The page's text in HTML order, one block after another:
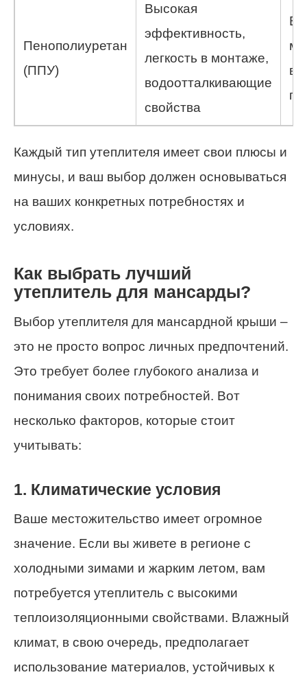
Пенополиуретан
(ППУ)
Высокая
эффективность,
легкость в монтаже,
водоотталкивающие
свойства
Каждый тип утеплителя имеет свои плюсы и
минусы, и ваш выбор должен основываться
на ваших конкретных потребностях и
условиях.
Как выбрать лучший
утеплитель для мансарды?
Выбор утеплителя для мансардной крыши –
это не просто вопрос личных предпочтений.
Это требует более глубокого анализа и
понимания своих потребностей. Вот
несколько факторов, которые стоит
учитывать:
1. Климатические условия
Ваше местожительство имеет огромное
значение. Если вы живете в регионе с
холодными зимами и жарким летом, вам
потребуется утеплитель с высокими
теплоизоляционными свойствами. Влажный
климат, в свою очередь, предполагает
использование материалов, устойчивых к